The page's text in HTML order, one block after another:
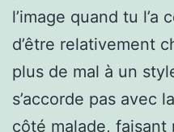
l’image quand tu l’a
d’être relativement
plus de mal à un
s’accorde pas avec
côté malade, faisant